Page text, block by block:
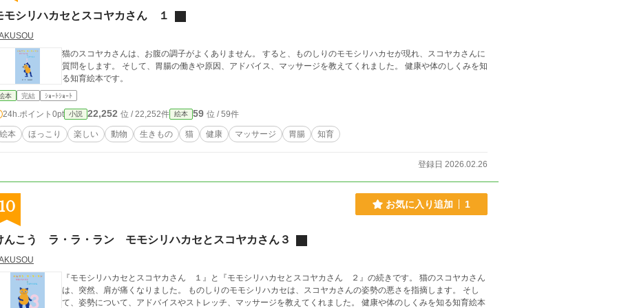
モシリハカセとスコヤカさん １
猫のスコヤカさんは、お腹の調子がよくありません。 すると、ものしりのモモシリハカセが現れ、スコヤカさんに
質問をします。 そして、胃腸の働きや原因、アドバイス、マッサージを教えてくれました。 健康や体のしくみを知
る知育絵本です。
本 完結 ｼｮｰﾄｼｮｰﾄ
24h.ポイント 0pt 小説 22,252 位 / 22,252件 絵本 59 位 / 59件
絵本 ほっこり 楽しい 動物 生きもの 猫 健康 マッサージ 胃腸 知育
登録日 2026.02.26
お気に入り追加 1
んこう ラ・ラ・ラン モモシリハカセとスコヤカさん３
『モモシリハカセとスコヤカさん １』と『モモシリハカセとスコヤカさん ２』の続きです。 猫のスコヤカさん
は、突然、肩が痛くなりました。 ものしりのモモシリハカセは、スコヤカさんの姿勢の悪さを指摘します。 そし
て、姿勢について、アドバイスやストレッチ、マッサージを教えてくれました。 健康や体のしくみを知る知育絵本